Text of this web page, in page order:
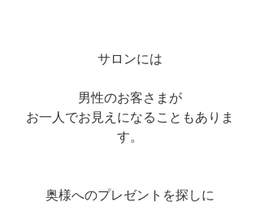
サロンには
男性のお客さまが
お一人でお見えになることもありま
す。
奥様へのプレゼントを探しに